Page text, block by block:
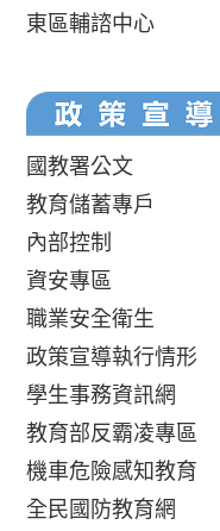
東區輔諮中心
國教署公文
教育儲蓄專戶
內部控制
資安專區
職業安全衛生
政策宣導執行情形
學生事務資訊網
教育部反霸凌專區
機車危險感知教育
全民國防教育網